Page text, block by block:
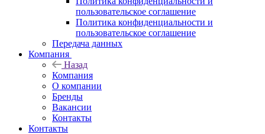
пользовательское соглашение
Политика конфиденциальности и
пользовательское соглашение
Передача данных
Компания
Назад
Компания
О компании
Бренды
Вакансии
Контакты
Контакты